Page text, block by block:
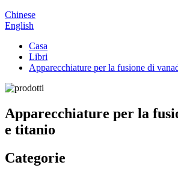
Chinese
English
Casa
Libri
Apparecchiature per la fusione di
Apparecchiature per la
e titanio
Categorie